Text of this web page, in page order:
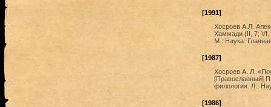
[1991]
Хосроев А.Л.
Хаммади (II, 7; VI,
М.: Наука.
[1987]
Хосроев А. Л.
[Православный]
филология. Л.:
[1986]